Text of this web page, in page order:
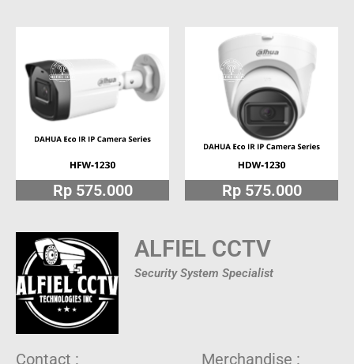
Rp 575.000 Rp 575.000
ALFIEL CCTV
Security System Specialist
Contact : Merchandise :